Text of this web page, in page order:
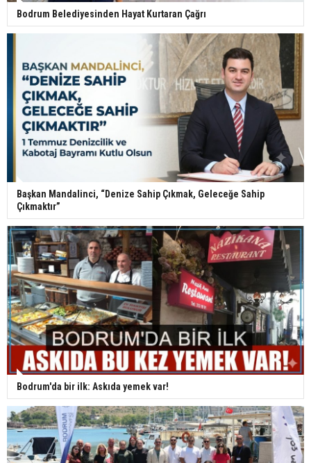
Bodrum Belediyesinden Hayat Kurtaran Çağrı
Başkan Mandalinci, “Denize Sahip Çıkmak, Geleceğe Sahip
Çıkmaktır”
Bodrum'da bir ilk: Askıda yemek var!